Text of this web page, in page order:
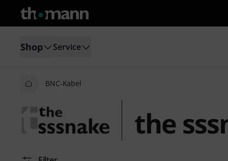
Shop Service
BNC-Kabel
the